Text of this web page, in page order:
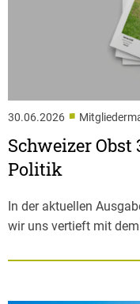
30.06.2026 ■
Schweizer Obst
Politik
In der aktuellen
wir uns vertieft mit